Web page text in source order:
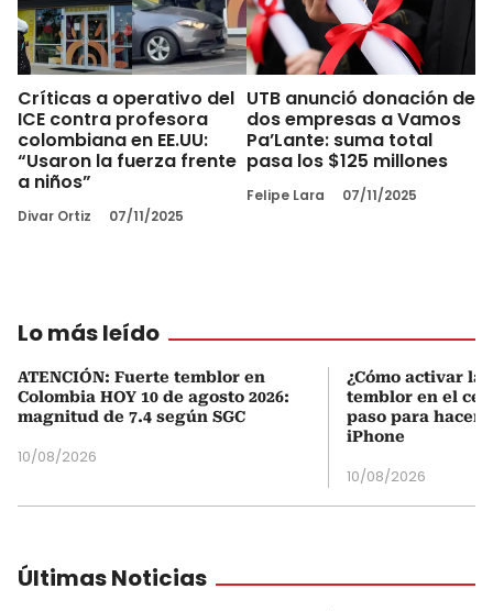
Críticas a operativo del
ICE contra profesora
colombiana en EE.UU:
“Usaron la fuerza frente
a niños”
Divar Ortiz 07/11/2025
UTB anunció donación de
dos empresas a Vamos
Pa’Lante: suma total
pasa los $125 millones
Felipe Lara 07/11/2025
Lo más leído
ATENCIÓN: Fuerte temblor en
Colombia HOY 10 de agosto 2026:
magnitud de 7.4 según SGC
10/08/2026
¿Cómo activar la
temblor en el
paso para
iPhone
10/08/2026
Últimas Noticias